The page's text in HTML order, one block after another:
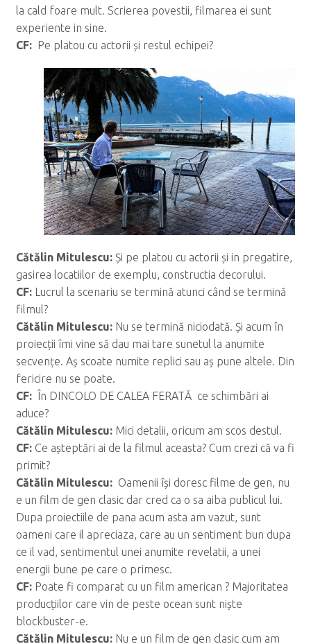
la cald foare mult. Scrierea povestii, filmarea ei sunt
experiente in sine.
CF: Pe platou cu actorii și restul echipei?
Cătălin Mitulescu: Și pe platou cu actorii și in pregatire,
gasirea locatiilor de exemplu, constructia decorului.
CF: Lucrul la scenariu se termină atunci când se termină
filmul?
Cătălin Mitulescu:Nu se termină niciodată. Și acum în
proiecții îmi vine să dau mai tare sunetul la anumite
secvențe. Aș scoate numite replici sau aș pune altele. Din
fericire nu se poate.
CF: În DINCOLO DE CALEA FERATĂ ce schimbări ai
aduce?
Cătălin Mitulescu: Mici detalii, oricum am scos destul.
CF: Ce așteptări ai de la filmul aceasta? Cum crezi că va fi
primit?
Cătălin Mitulescu: Oamenii își doresc filme de gen, nu
e un film de gen clasic dar cred ca o sa aiba publicul lui.
Dupa proiectiile de pana acum asta am vazut, sunt
oameni care il apreciaza, care au un sentiment bun dupa
ce il vad, sentimentul unei anumite revelatii, a unei
energii bune pe care o primesc.
CF: Poate fi comparat cu un film american ? Majoritatea
producțiilor care vin de peste ocean sunt niște
blockbuster-e.
Cătălin Mitulescu:Nu e un film de gen clasic cum am